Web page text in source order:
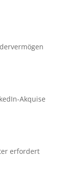
Akquise
erfordert